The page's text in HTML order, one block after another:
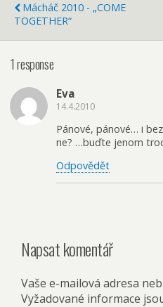
Mácháč 2010 - „COME
TOGETHER“
1 response
Eva
14.4.2010
Pánové, pánové… i
ne? …buďte jenom
Odpovědět
Napsat komentář
Vaše e-mailová adresa
Vyžadované informace